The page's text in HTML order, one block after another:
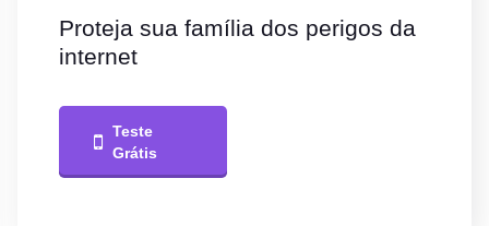
Proteja sua família dos perigos da
internet
Teste
Grátis